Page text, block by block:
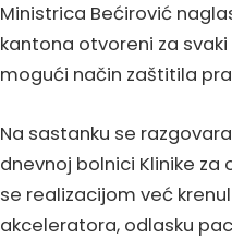
Ministrica Bećirović
kantona otvoreni za
mogući način zaštitila
Na sastanku se
dnevnoj bolnici Klinike za
se realizacijom već
akceleratora, odlasku